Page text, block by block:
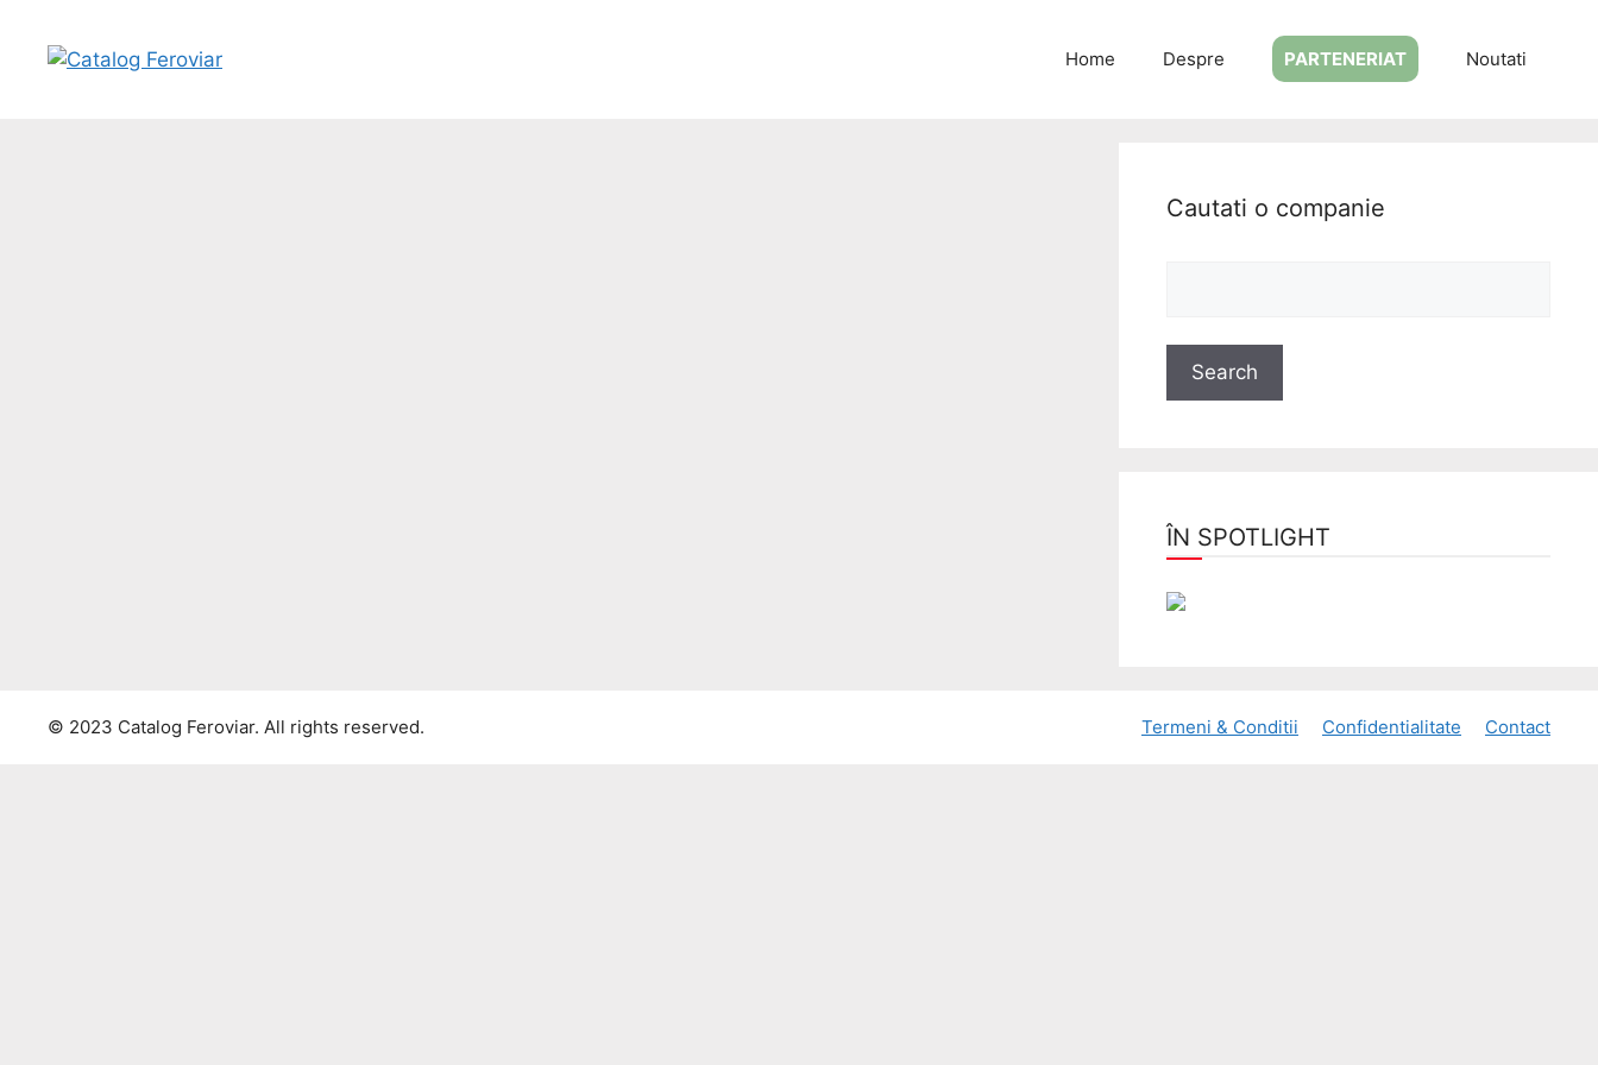
Home Despre PARTENERIAT Noutati
Cautati o companie
ÎN SPOTLIGHT
Termeni & Conditii Confidentialitate Contact
© 2023 Catalog Feroviar. All rights reserved.